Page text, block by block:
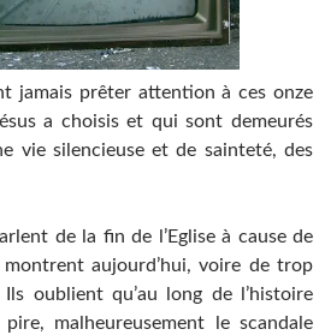
jamais prêter attention à ces onze
a choisis et qui sont demeurés
vie silencieuse et de sainteté, des
de la fin de l’Eglise à cause de
aujourd’hui, voire de trop
Ils oublient qu’au long de l’histoire
malheureusement le scandale